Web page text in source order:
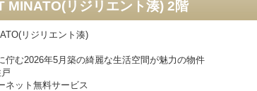
MINATO(リジリエント湊) 2階
リジリエント湊)
む2026年5月築の綺麗な生活空間が魅力の物件
ット無料サービス